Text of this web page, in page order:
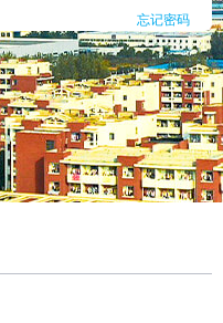
忘记密码